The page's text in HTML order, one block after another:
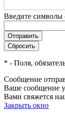
Введите символы
* - Поля,
Сообщение
Ваше сообщение
Вами свяжется
Закрыть окно